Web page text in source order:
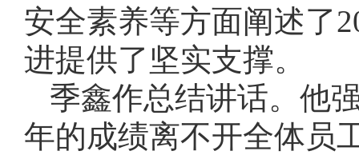
安全素养等方面阐述了
进提供了坚实支撑。
季鑫作总结讲话。他
年的成绩离不开全体员